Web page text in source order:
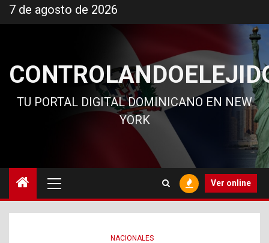
al
7 de agosto de 2026
TU PORTAL DIGITAL DOMINICANO EN NEW
YORK
principal
Ver online
NACIONALES